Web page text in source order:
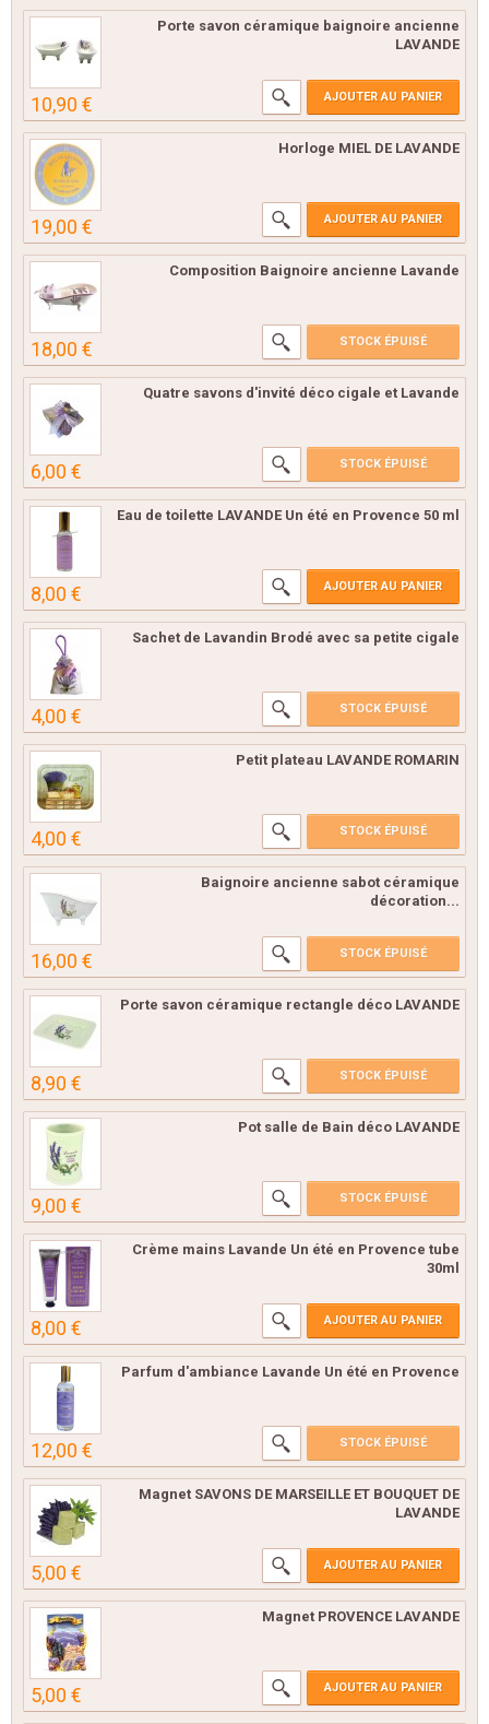
Porte savon céramique baignoire ancienne
LAVANDE
10,90 € AJOUTER AU PANIER
Horloge MIEL DE LAVANDE
19,00 € AJOUTER AU PANIER
Composition Baignoire ancienne Lavande
18,00 € STOCK ÉPUISÉ
Quatre savons d'invité déco cigale et Lavande
6,00 € STOCK ÉPUISÉ
Eau de toilette LAVANDE Un été en Provence 50 ml
8,00 € AJOUTER AU PANIER
Sachet de Lavandin Brodé avec sa petite cigale
4,00 € STOCK ÉPUISÉ
Petit plateau LAVANDE ROMARIN
4,00 € STOCK ÉPUISÉ
Baignoire ancienne sabot céramique
décoration...
16,00 € STOCK ÉPUISÉ
Porte savon céramique rectangle déco LAVANDE
8,90 € STOCK ÉPUISÉ
Pot salle de Bain déco LAVANDE
9,00 € STOCK ÉPUISÉ
Crème mains Lavande Un été en Provence tube
30ml
8,00 € AJOUTER AU PANIER
Parfum d'ambiance Lavande Un été en Provence
12,00 € STOCK ÉPUISÉ
Magnet SAVONS DE MARSEILLE ET BOUQUET DE
LAVANDE
5,00 € AJOUTER AU PANIER
Magnet PROVENCE LAVANDE
5,00 € AJOUTER AU PANIER